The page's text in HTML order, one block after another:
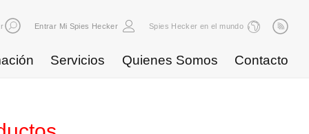
Entrar Mi Spies Hecker Spies Hecker en el mundo
Servicios Quienes Somos Contacto